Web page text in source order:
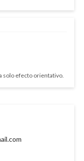
solo efecto orientativo.